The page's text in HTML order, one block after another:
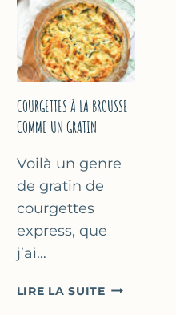
LA
BIÈRE
–
COMME
MARSEILLE
COURGETTES À LA BROUSSE
COMME UN GRATIN
Voilà un genre
de gratin de
courgettes
express, que
j’ai…
LIRE LA SUITE